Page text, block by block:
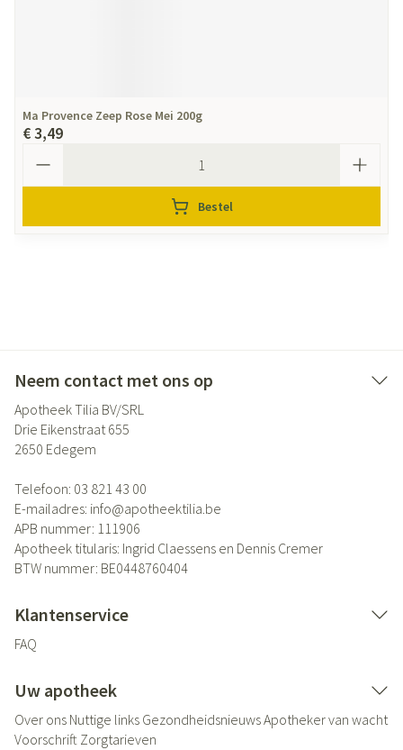
Ma Provence Zeep Rose Mei 200g
€ 3,49
Bestel
Neem contact met ons op
Apotheek Tilia BV/SRL
Drie Eikenstraat 655
2650 Edegem
Telefoon: 03 821 43 00
E-mailadres: info@apotheektilia.be
APB nummer: 111906
Apotheek titularis: Ingrid Claessens en Dennis Cremer
BTW nummer: BE0448760404
Klantenservice
FAQ
Uw apotheek
Over ons Nuttige links GezondheidsnieuwsApotheker van wacht
Voorschrift Zorgtarieven